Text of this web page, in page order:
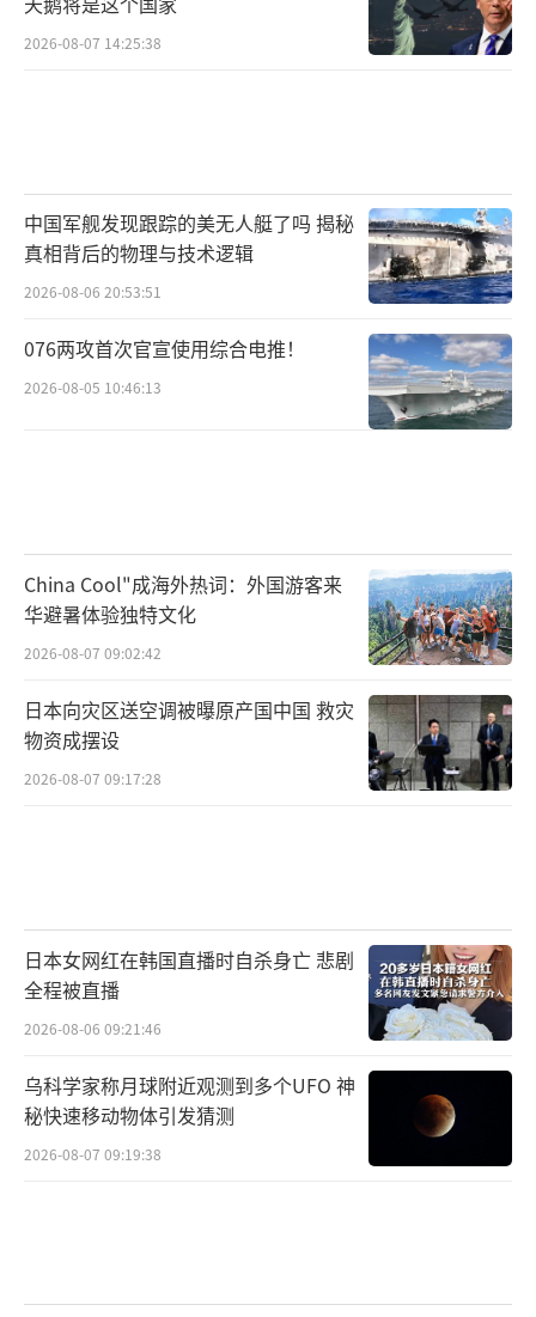
2026-08-07 14:25:38
中国军舰发现跟踪的美无人艇了吗 揭秘
真相背后的物理与技术逻辑
2026-08-06 20:53:51
076两攻首次官宣使用综合电推！
2026-08-05 10:46:13
China Cool"成海外热词：外国游客来
华避暑体验独特文化
2026-08-07 09:02:42
日本向灾区送空调被曝原产国中国 救灾
物资成摆设
2026-08-07 09:17:28
日本女网红在韩国直播时自杀身亡 悲剧
全程被直播
2026-08-06 09:21:46
乌科学家称月球附近观测到多个UFO 神
秘快速移动物体引发猜测
2026-08-07 09:19:38